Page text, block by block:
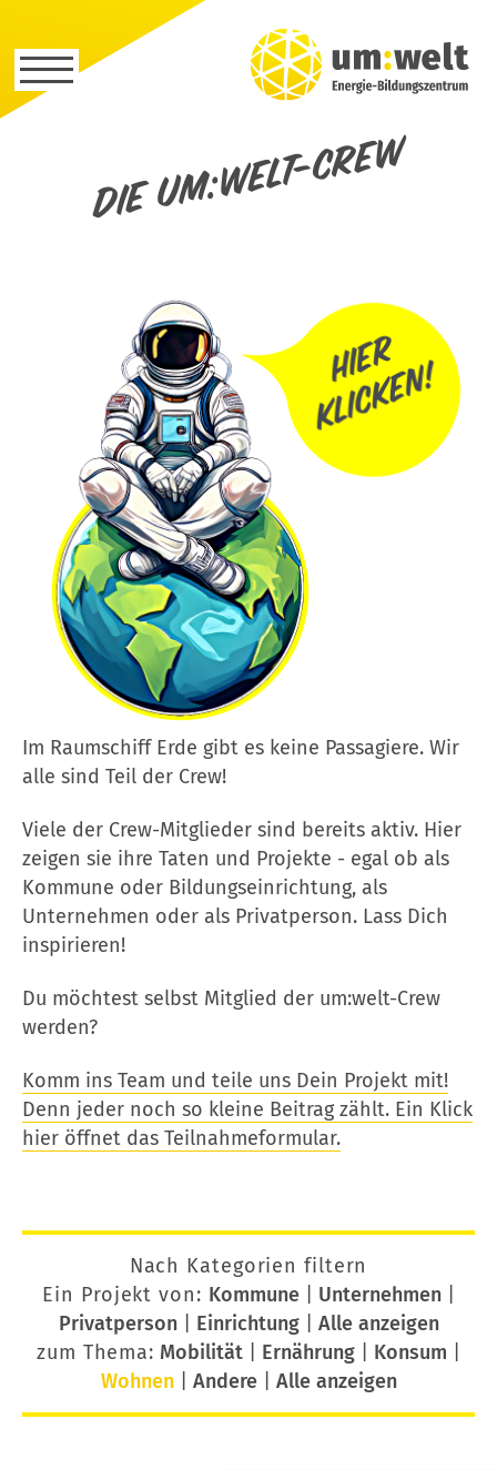
Die um:welt-Crew
Im Raumschiff Erde gibt es keine Passagiere. Wir
alle sind Teil der Crew!
Viele der Crew-Mitglieder sind bereits aktiv. Hier
zeigen sie ihre Taten und Projekte - egal ob als
Kommune oder Bildungseinrichtung, als
Unternehmen oder als Privatperson. Lass Dich
inspirieren!
Du möchtest selbst Mitglied der um:welt-Crew
werden?
Komm ins Team und teile uns Dein Projekt mit!
Denn jeder noch so kleine Beitrag zählt. Ein Klick
hier öffnet das Teilnahmeformular.
Nach Kategorien filtern
Ein Projekt von: Kommune| Unternehmen|
Privatperson| Einrichtung| Alle anzeigen
zum Thema: Mobilität Ernährung Konsum
Wohnen| Andere| Alle anzeigen